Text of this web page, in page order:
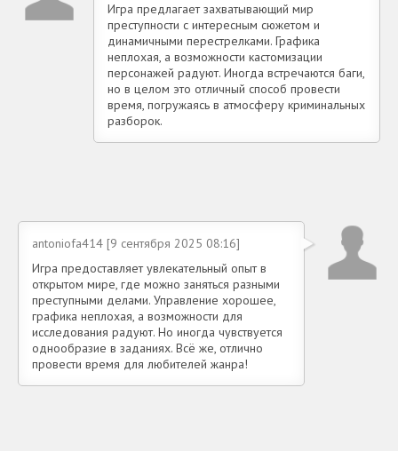
Игра предлагает захватывающий мир
преступности с интересным сюжетом и
динамичными перестрелками. Графика
неплохая, а возможности кастомизации
персонажей радуют. Иногда встречаются баги,
но в целом это отличный способ провести
время, погружаясь в атмосферу криминальных
разборок.
antoniofa414 [9 сентября 2025 08:16]
Игра предоставляет увлекательный опыт в
открытом мире, где можно заняться разными
преступными делами. Управление хорошее,
графика неплохая, а возможности для
исследования радуют. Но иногда чувствуется
однообразие в заданиях. Всё же, отлично
провести время для любителей жанра!